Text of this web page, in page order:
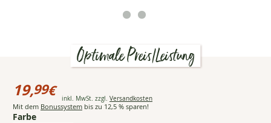
Optimale Preis/Leistung
für
Loesdau
Weidemaulkorb
19,99€
19,99
€
inkl. MwSt. zzgl. VersandkostenÖffnet Popup mit
Mit dem Bonussystem bis zu 12,5 % sparen!
Farbe